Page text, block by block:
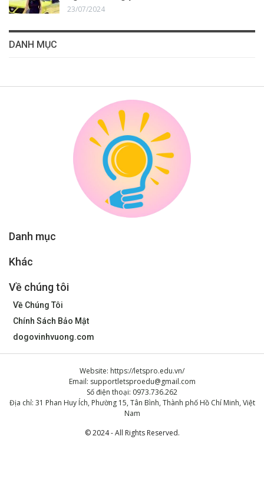
23/07/2024
DANH MỤC
Danh mục
Khác
Về chúng tôi
Về Chúng Tôi
Chính Sách Bảo Mật
dogovinhvuong.com
Website: https://letspro.edu.vn/
Email: supportletsproedu@gmail.com
Số điện thoại: 0973.736.262
Địa chỉ: 31 Phan Huy Ích, Phường 15, Tân Bình, Thành phố Hồ Chí Minh, Việt
Nam
© 2024 - All Rights Reserved.